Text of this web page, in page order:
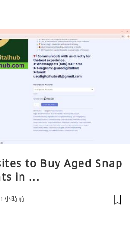
to Buy Aged Snap
in ...
1小時前